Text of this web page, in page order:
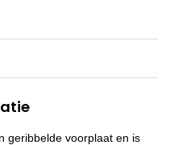
geribbelde voorplaat en is